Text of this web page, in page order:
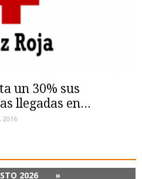
un 30% sus
llegadas en...
2026
»